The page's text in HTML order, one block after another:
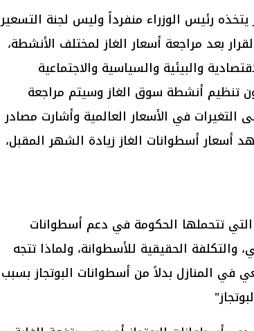
رئيس الوزراء منفرداً وليس لجنة التسعير
بعد مراجعة أسعار الغاز لمختلف الأنشطة،
والبيئية والسياسية والاجتماعية
تنظيم أنشطة سوق الغاز وسيتم مراجعة
في الأسعار العالمية وأشارت مصادر
أسطوانات الغاز زيادة الشهر المقبل،
التي تتحملها الحكومة في دعم أسطوانات
والتكلفة الحقيقية للأسطوانة، ولماذا تتجه
في المنازل بدلاً من أسطوانات البوتجاز بسبب